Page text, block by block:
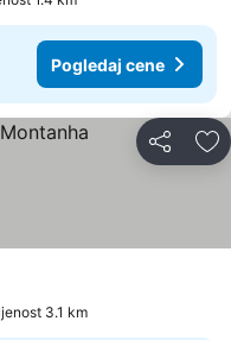
Pogledaj cene
Deli
3.1 km